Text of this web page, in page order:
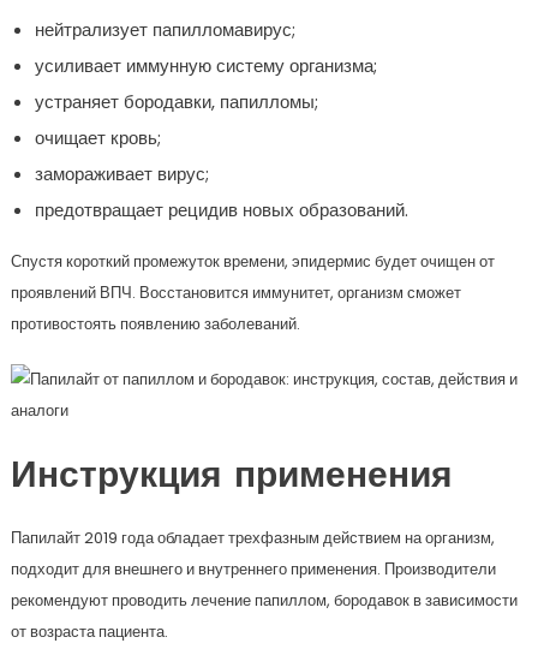
нейтрализует папилломавирус;
усиливает иммунную систему организма;
устраняет бородавки, папилломы;
очищает кровь;
замораживает вирус;
предотвращает рецидив новых образований.
Спустя короткий промежуток времени, эпидермис будет очищен от
проявлений ВПЧ. Восстановится иммунитет, организм сможет
противостоять появлению заболеваний.
Инструкция применения
Папилайт 2019 года обладает трехфазным действием на организм,
подходит для внешнего и внутреннего применения. Производители
рекомендуют проводить лечение папиллом, бородавок в зависимости
от возраста пациента.